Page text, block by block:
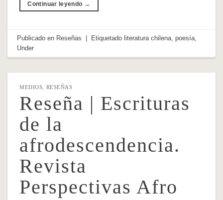
Continuar leyendo →
Publicado en Reseñas | Etiquetadoliteratura chilena ,poesía
Under
MEDIOS RESEÑAS
Reseña | Escrituras
de la
afrodescendencia.
Revista
Perspectivas Afro